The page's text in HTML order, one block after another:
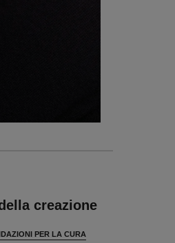
creazione
PER LA CURA